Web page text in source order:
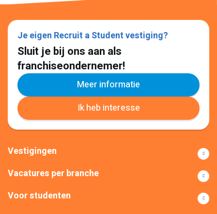
Je eigen Recruit a Student vestiging?
Sluit je bij ons aan als
franchiseondernemer!
Meer informatie
Ik heb interesse
Vestigingen
Vacatures per branche
Voor studenten